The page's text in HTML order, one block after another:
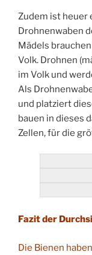
Zudem ist heuer
Drohnenwaben
Mädels
Volk. Drohnen
im Volk und
Als
und platziert
bauen in dieses
Zellen, für die
Fazit der
Die Bienen